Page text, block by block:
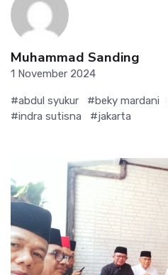
Muhammad Sanding
1 November 2024
#abdul syukur #beky mardani
#indra sutisna
#jakarta